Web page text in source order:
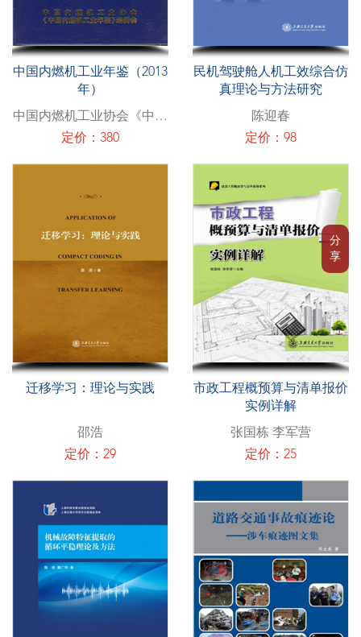
分
享
中国内燃机工业年鉴（2013
年）
中国内燃机工业协会《中国
内燃机工业年鉴》编委会
定价：380
民机驾驶舱人机工效综合仿
真理论与方法研究
陈迎春
定价：98
迁移学习：理论与实践
邵浩
定价：29
市政工程概预算与清单报价
实例详解
张国栋 李军营
定价：25